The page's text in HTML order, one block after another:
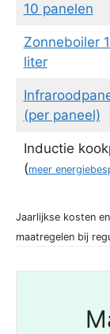
10 panelen
Zonneboiler
liter
(per paneel)
Inductie
(meer
Jaarlijkse kosten
maatregelen bij